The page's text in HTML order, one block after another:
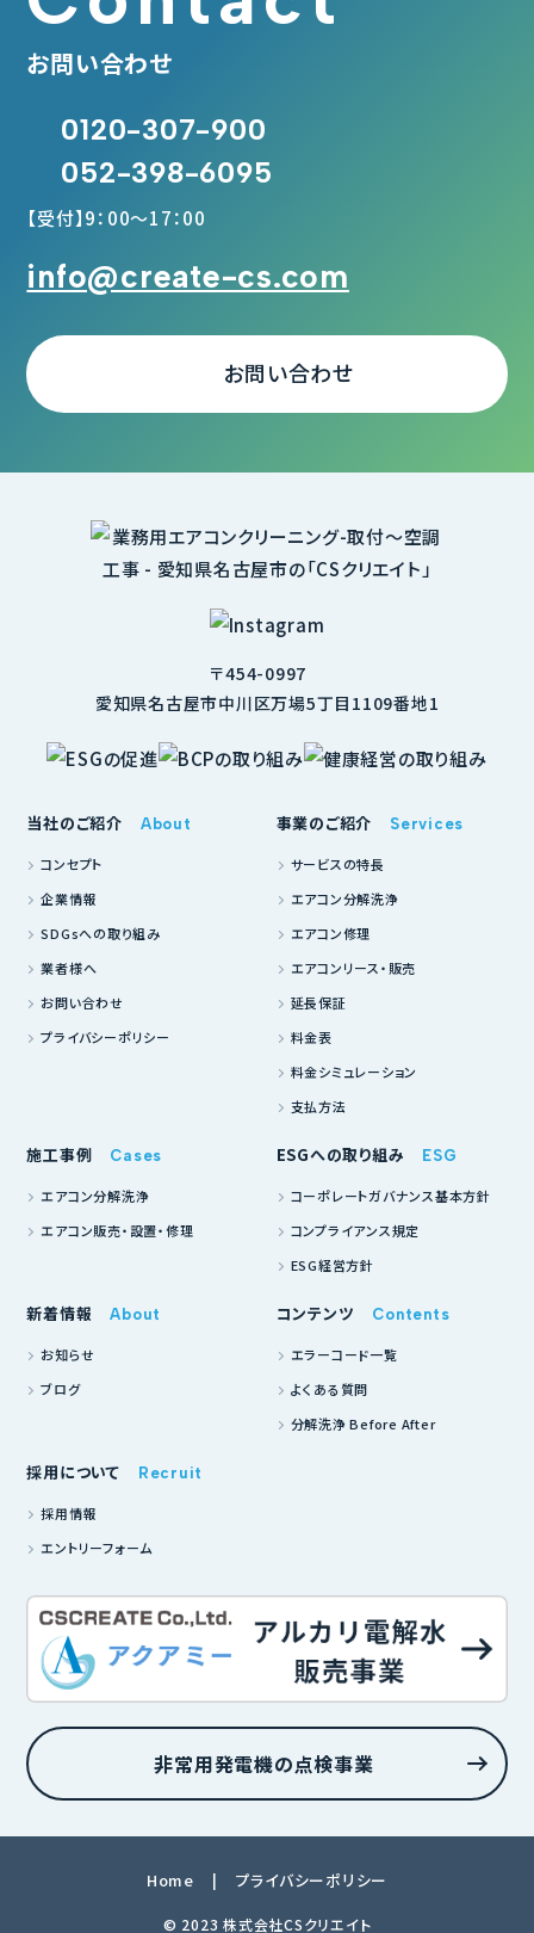
お問い合わせ
0120-307-900
052-398-6095
【受付】9：00～17：00
info@create-cs.com
お問い合わせ
〒454-0997
愛知県名古屋市中川区万場5丁目1109番地1
当社のご紹介 About
コンセプト
企業情報
SDGsへの取り組み
業者様へ
お問い合わせ
プライバシーポリシー
事業のご紹介 Services
サービスの特長
エアコン分解洗浄
エアコン修理
エアコンリース・販売
延長保証
料金表
料金シミュレーション
支払方法
施工事例 Cases
エアコン分解洗浄
エアコン販売・設置・修理
ESGへの取り組み ESG
コーポレートガバナンス基本方針
コンプライアンス規定
ESG経営方針
新着情報 About
お知らせ
ブログ
コンテンツ Contents
エラーコード一覧
よくある質問
分解洗浄 Before After
採用について Recruit
採用情報
エントリーフォーム
非常用発電機の点検事業
Home プライバシーポリシー
© 2023 株式会社CSクリエイト